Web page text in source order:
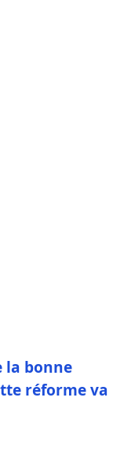
la bonne
réforme va